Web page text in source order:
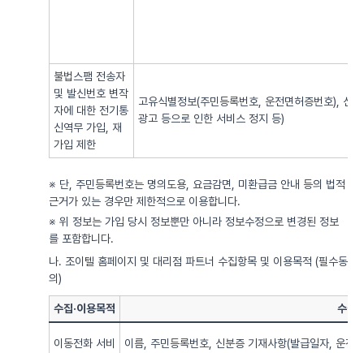
불법스팸 전송자
및 발신번호 변작
자에 대한 전기통
신역무 가입, 재
가입 제한
고유식별정보(주민등록번호, 운전면허증번호), 신
광고 등으로 인한 서비스 정지 등)
※ 단, 주민등록번호는 명의도용, 요금감면, 미환급금 안내 등의 법적
근거가 있는 경우만 제한적으로 이용합니다.
※ 위 정보는 가입 당시 정보뿐만 아니라 정보수정으로 변경된 정보
를 포함합니다.
나. 조이텔 홈페이지 및 대리점 파트너 수집항목 및 이용목적 (필수동
의)
수집·이용목적 수집·
이동전화 서비
이름, 주민등록번호, 신분증 기재사항(발급일자, 운전